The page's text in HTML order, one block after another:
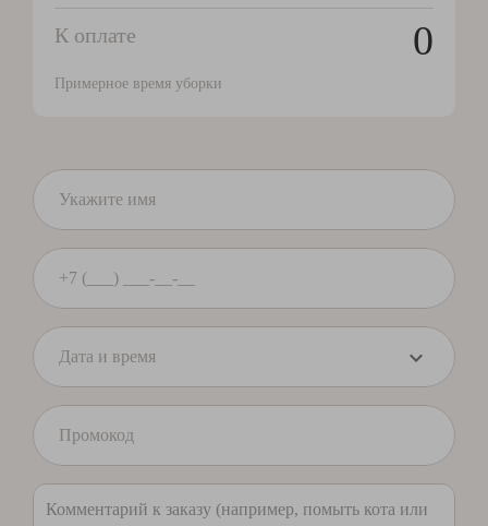
К оплате 0
Примерное время уборки